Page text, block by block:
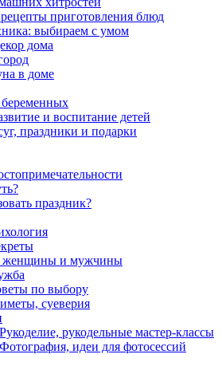
приготовления блюд
выбираем с умом
дома
в доме
и воспитание детей
праздники и подарки
праздник?
женщины и мужчины
по выбору
суеверия
Рукоделие, рукодельные мастер-классы
Фотография, идеи для фотосессий